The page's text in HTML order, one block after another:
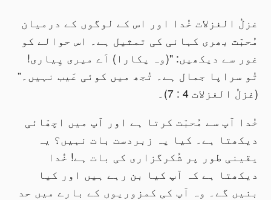
غزلُ الغزلات خُدا اور اس کے لوگوں کے درمیان
مُحبّت بھری کہانی کی تمثیل ہے۔ اس حوالے کو
غور سے دیکھیں: "(وہ پکارا) اَے میری پِیاری!
تُو سراپا جمال ہے۔ تُجھ میں کوئی عَیب نہیں۔”
(غزلُ الغزلات 4 : 7)۔
خُدا آپ سے مُحبّت کرتا ہے اور آپ میں اچھّائی
دیکھتا ہے۔ کیا یہ زبردست بات نہیں؟ یہ
یقینی طور پر شُکرگزاری کی بات ہے! خُدا
دیکھتا ہے کہ آپ کیا بن رہے ہیں اور کیا
بنیں گے۔ وہ آپ کی کمزوریوں کے بارے میں حد